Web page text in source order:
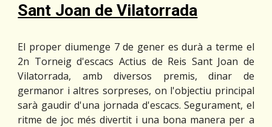
Sant Joan de Vilatorrada
El proper diumenge 7 de gener es durà a terme el
2n Torneig d'escacs Actius de Reis Sant Joan de
Vilatorrada, amb diversos premis, dinar de
germanor i altres sorpreses, on l'objectiu principal
sarà gaudir d'una jornada d'escacs. Segurament, el
ritme de joc més divertit i una bona manera per a